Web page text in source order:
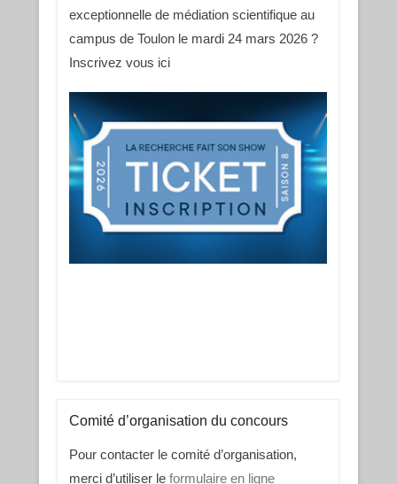
exceptionnelle de médiation scientifique au
campus de Toulon le mardi 24 mars 2026 ?
Inscrivez vous ici
Comité d’organisation du concours
Pour contacter le comité d’organisation,
merci d’utiliser le formulaire en ligne